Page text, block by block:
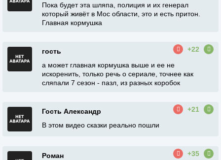
Пока будет эта шляпа, полиция и их генерал
который живёт в Мос области, это и есть притон.
Главная кормушка
гость
+22
а может главная кормушка выше и ее не
искоренить, только речь о сериале, точнее как
сляпали 7 сезон - пазл, из разных коробок
Гость Александр
+21
В этом видео сказки реально пошли
Роман
+35